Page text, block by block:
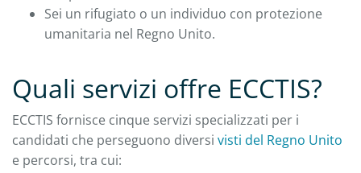
Sei un rifugiato o un individuo con protezione
umanitaria nel Regno Unito.
Quali servizi offre ECCTIS?
ECCTIS fornisce cinque servizi specializzati per i
candidati che perseguono diversi visti del Regno Unito
e percorsi, tra cui: